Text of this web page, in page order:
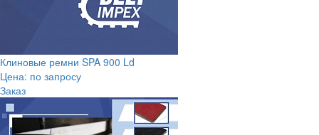
Клиновые ремни SPA 900 Ld
Цена: по запросу
Заказ